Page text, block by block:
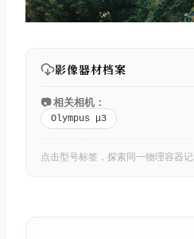
影像器材档案
📷 相关相机：
Olympus μ3
点击型号标签，探索同一物理容器记